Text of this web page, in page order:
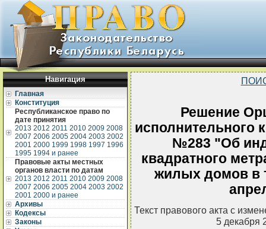
Навигация
Главная
Конституция
Республиканское право по
дате принятия
2013 2012 2011 2010 2009 2008
2007 2006 2005 2004 2003 2002
2001 2000 1999 1998 1997 1996
1995 1994 и ранее
Правовые акты местных
органов власти по датам
2013 2012 2011 2010 2009 2008
2007 2006 2005 2004 2003 2002
2001 2000 и ранее
Архивы
Кодексы
Законы
Решение
исполнительного
№283 "Об
квадратного
жилых домов в
Текст правового акта с
5 декабря